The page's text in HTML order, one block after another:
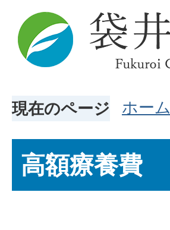
現在のページ ホーム
高額療養費